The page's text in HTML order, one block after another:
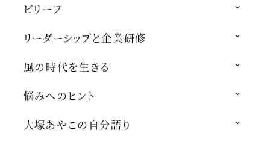
ビリーフ
リーダーシップと企業研修
風の時代を生きる
悩みへのヒント
大塚あやこの自分語り